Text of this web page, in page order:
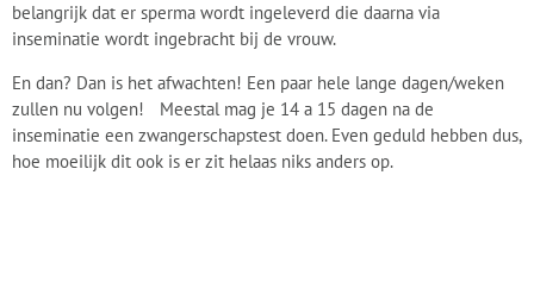
belangrijk dat er sperma wordt ingeleverd die daarna via
inseminatie wordt ingebracht bij de vrouw.
En dan? Dan is het afwachten! Een paar hele lange dagen/weken
zullen nu volgen! Meestal mag je 14 a 15 dagen na de
inseminatie een zwangerschapstest doen. Even geduld hebben dus,
hoe moeilijk dit ook is er zit helaas niks anders op.